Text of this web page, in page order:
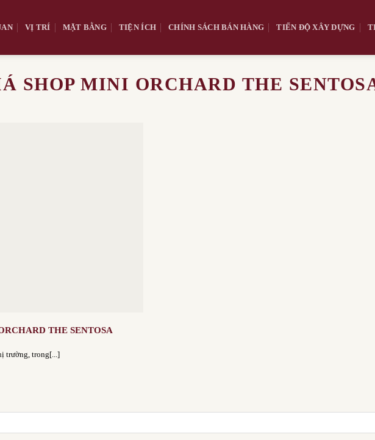
VỊ TRÍ MẶT BẰNG TIỆN ÍCH CHÍNH SÁCH BÁN HÀNG TIẾN ĐỘ XÂY DỰNG
SHOP MINI ORCHARD THE
THE SENTOSA
trường, trong[...]